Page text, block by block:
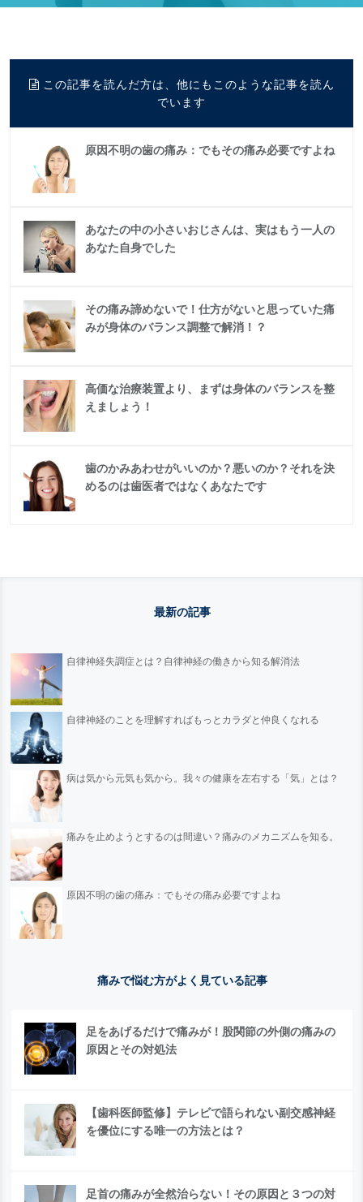
この記事を読んだ方は、他にもこのような記事を読ん
でいます
原因不明の歯の痛み：でもその痛み必要ですよね
あなたの中の小さいおじさんは、実はもう一人の
あなた自身でした
その痛み諦めないで！仕方がないと思っていた痛
みが身体のバランス調整で解消！？
高価な治療装置より、まずは身体のバランスを整
えましょう！
歯のかみあわせがいいのか？悪いのか？それを決
めるのは歯医者ではなくあなたです
最新の記事
自律神経失調症とは？自律神経の働きから知る解消法
自律神経のことを理解すればもっとカラダと仲良くなれる
病は気から元気も気から。我々の健康を左右する「気」とは？
痛みを止めようとするのは間違い？痛みのメカニズムを知る。
原因不明の歯の痛み：でもその痛み必要ですよね
痛みで悩む方がよく見ている記事
足をあげるだけで痛みが！股関節の外側の痛みの
原因とその対処法
【歯科医師監修】テレビで語られない副交感神経
を優位にする唯一の方法とは？
足首の痛みが全然治らない！その原因と３つの対